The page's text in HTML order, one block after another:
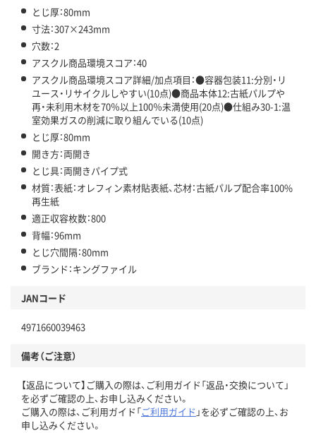
とじ厚：80mm
寸法：307×243mm
穴数：2
アスクル商品環境スコア：40
アスクル商品環境スコア詳細/加点項目：●容器包装11:分別・リ
ユース・リサイクルしやすい(10点)●商品本体12:古紙パルプや
再・未利用木材を70％以上100％未満使用(20点)●仕組み30-1:温
室効果ガスの削減に取り組んでいる(10点)
とじ厚：80mm
開き方：両開き
とじ具：両開きパイプ式
材質：表紙：オレフィン素材貼表紙、芯材：古紙パルプ配合率100%
再生紙
適正収容枚数：800
背幅：96mm
とじ穴間隔：80mm
ブランド：キングファイル
JANコード
4971660039463
備考（ご注意）
【返品について】ご購入の際は、ご利用ガイド「返品・交換について」
を必ずご確認の上、お申し込みください。
ご購入の際は、ご利用ガイド「ご利用ガイド 」を必ずご確認の上、お
申し込みください。